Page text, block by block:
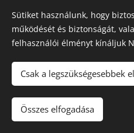
A képeket
Mentsük meg a Földet
Sütiket használunk, hogy
működését és biztonságát,
felhasználói élményt kínáljuk
Csak a legszükségesebbek
Összes elfogadása